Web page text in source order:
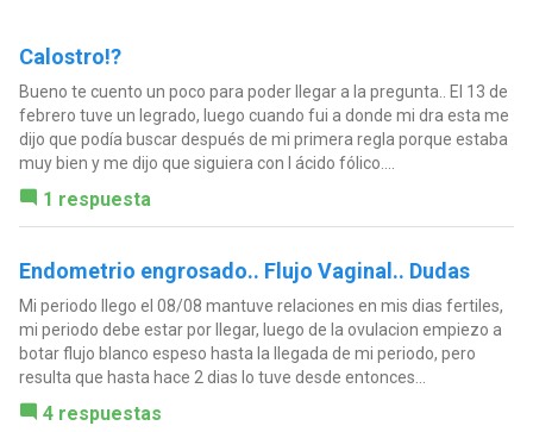
Calostro!?
Bueno te cuento un poco para poder llegar a la pregunta.. El 13 de
febrero tuve un legrado, luego cuando fui a donde mi dra esta me
dijo que podía buscar después de mi primera regla porque estaba
muy bien y me dijo que siguiera con l ácido fólico....
1 respuesta
Endometrio engrosado.. Flujo Vaginal.. Dudas
Mi periodo llego el 08/08 mantuve relaciones en mis dias fertiles,
mi periodo debe estar por llegar, luego de la ovulacion empiezo a
botar flujo blanco espeso hasta la llegada de mi periodo, pero
resulta que hasta hace 2 dias lo tuve desde entonces...
4 respuestas